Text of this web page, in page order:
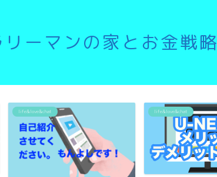
ーマンの家とお金戦略
life&love&chat life&love&chat